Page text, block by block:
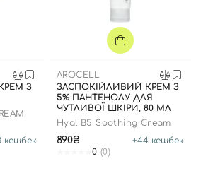
З
кешбек
AROCELL
ЗАСПОКІЙЛИВИЙ КРЕМ З
5% ПАНТЕНОЛУ ДЛЯ
ЧУТЛИВОЇ ШКІРИ, 80 МЛ
Hyal B5 Soothing Cream
890₴ +44 кешбек
0 (0)